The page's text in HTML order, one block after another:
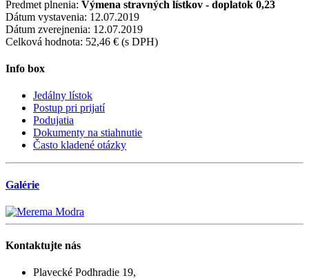
Predmet plnenia: Výmena stravných lístkov - doplatok 0,23
Dátum vystavenia: 12.07.2019
Dátum zverejnenia: 12.07.2019
Celková hodnota: 52,46 € (s DPH)
Info box
Jedálny lístok
Postup pri prijatí
Podujatia
Dokumenty na stiahnutie
Často kladené otázky
Galérie
Kontaktujte nás
Plavecké Podhradie 19,